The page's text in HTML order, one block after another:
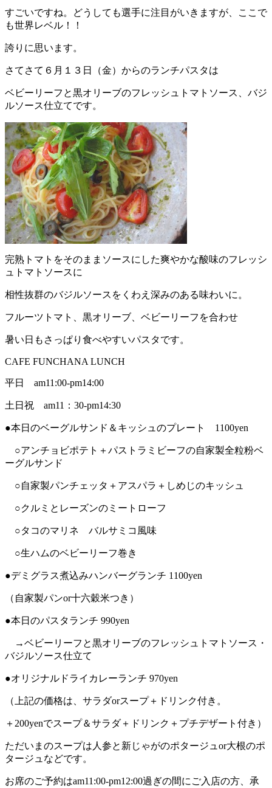
すごいですね。どうしても選手に注目がいきますが、ここで
も世界レベル！！
誇りに思います。
さてさて６月１３日（金）からのランチパスタは
ベビーリーフと黒オリーブのフレッシュトマトソース、バジ
ルソース仕立てです。
完熟トマトをそのままソースにした爽やかな酸味のフレッシ
ュトマトソースに
相性抜群のバジルソースをくわえ深みのある味わいに。
フルーツトマト、黒オリーブ、ベビーリーフを合わせ
暑い日もさっぱり食べやすいパスタです。
CAFE FUNCHANA LUNCH
平日 am11:00-pm14:00
土日祝 am11：30-pm14:30
●本日のベーグルサンド＆キッシュのプレート 1100yen
○アンチョビポテト＋パストラミビーフの自家製全粒粉ベ
ーグルサンド
○自家製パンチェッタ＋アスパラ＋しめじのキッシュ
○クルミとレーズンのミートローフ
○タコのマリネ バルサミコ風味
○生ハムのベビーリーフ巻き
●デミグラス煮込みハンバーグランチ 1100yen
（自家製パンor十六穀米つき）
●本日のパスタランチ 990yen
→ベビーリーフと黒オリーブのフレッシュトマトソース・
バジルソース仕立て
●オリジナルドライカレーランチ 970yen
（上記の価格は、サラダorスープ＋ドリンク付き。
＋200yenでスープ＆サラダ＋ドリンク＋プチデザート付き）
ただいまのスープは人参と新じゃがのポタージュor大根のポ
タージュなどです。
お席のご予約はam11:00-pm12:00過ぎの間にご入店の方、承